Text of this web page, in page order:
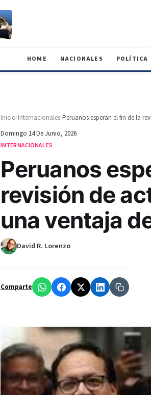
HOME NACIONALES POLÍTICA
Inicio›Internacionales›
Domingo 14 De Junio, 2026
INTERNACIONALES
Peruanos
revisión de
una ventaja
David R. Lorenzo
Comparte